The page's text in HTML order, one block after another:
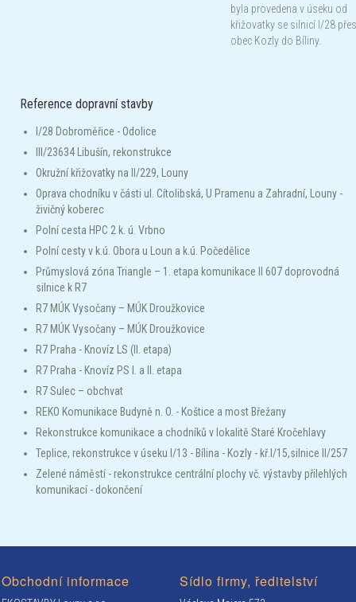
byla provedena v úseku od
křižovatky se silnicí I/28 přes
obec Kozly do Bíliny.
Reference dopravní stavby
I/28 Dobroměřice - Odolice
III/23634 Libušín, rekonstrukce
Okružní křižovatky na II/229, Louny
Oprava chodníku v části ul. Cítolibská, U Pramenu a Zahradní, Louny -
živičný koberec
Polní cesta HPC 2 k. ú. Vrbno
Polní cesty v k.ú. Obora u Loun a k.ú. Počedělice
Průmyslová zóna Triangle – 1. etapa komunikace II 607 doprovodná
silnice k R7
R7 MÚK Vysočany – MÚK Droužkovice
R7 MÚK Vysočany – MÚK Droužkovice
R7 Praha - Knovíz LS (II. etapa)
R7 Praha - Knovíz PS I. a II. etapa
R7 Sulec – obchvat
REKO Komunikace Budyně n. O. - Koštice a most Břežany
Rekonstrukce komunikace a chodníků v lokalitě Staré Kročehlavy
Teplice, rekonstrukce v úseku I/13 - Bílina - Kozly - kř.I/15,silnice II/257
Zelené náměstí - rekonstrukce centrální plochy vč. výstavby přilehlých
komunikací - dokončení
Obchodní informace Sídlo firmy, ředitelství